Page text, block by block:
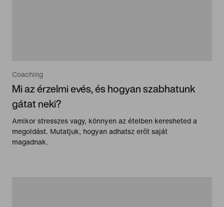
Coaching
Mi az érzelmi evés, és hogyan szabhatunk
gátat neki?
Amikor stresszes vagy, könnyen az ételben keresheted a
megoldást. Mutatjuk, hogyan adhatsz erőt saját
magadnak.